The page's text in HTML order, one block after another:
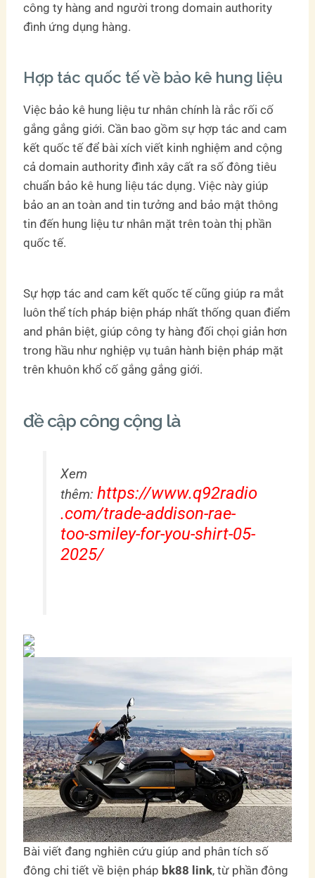
công ty hàng and người trong domain authority
đình ứng dụng hàng.
Hợp tác quốc tế về bảo kê hung liệu
Việc bảo kê hung liệu tư nhân chính là rắc rối cố
gắng gắng giới. Cần bao gồm sự hợp tác and cam
kết quốc tế để bài xích viết kinh nghiệm and cộng
cả domain authority đình xây cất ra số đông tiêu
chuẩn bảo kê hung liệu tác dụng. Việc này giúp
bảo an an toàn and tin tưởng and bảo mật thông
tin đến hung liệu tư nhân mặt trên toàn thị phần
quốc tế.
Sự hợp tác and cam kết quốc tế cũng giúp ra mắt
luôn thể tích pháp biện pháp nhất thống quan điểm
and phân biệt, giúp công ty hàng đối chọi giản hơn
trong hầu như nghiệp vụ tuân hành biện pháp mặt
trên khuôn khổ cố gắng gắng giới.
đề cập công cộng là
Xem
thêm:https://www.q92radio
.com/trade-addison-rae-
too-smiley-for-you-shirt-05-
2025/
Bài viết đang nghiên cứu giúp and phân tích số
đông chi tiết về biện pháp bk88 link, từ phần đông